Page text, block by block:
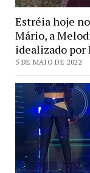
Estréia hoje
Mário, a
idealizado por
5 DE MAIO DE 2022